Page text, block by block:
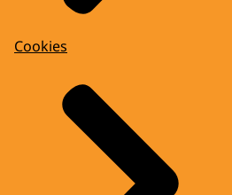
Cookies